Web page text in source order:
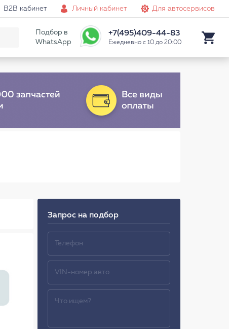
B2B кабинет Личный кабинет Для автосервисов
Подбор в
WhatsApp
+7(495)409-44-83
Ежедневно с 10 до 20:00
Запрос на подбор